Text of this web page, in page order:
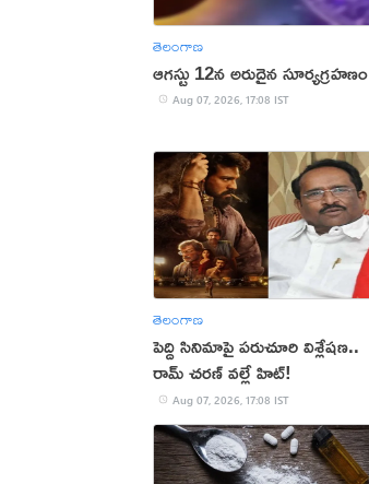
తెలంగాణ
ఆగస్టు 12న అరుదైన సూర్యగ్రహణం
Aug 07, 2026, 17:08 IST
తెలంగాణ
పెద్ది సినిమాపై పరుచూరి విశ్లేషణ..
రామ్ చరణ్ వల్లే హిట్!
Aug 07, 2026, 17:08 IST